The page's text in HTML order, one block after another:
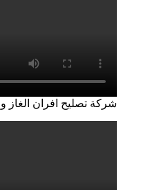
شركة تصليح افران الغاز